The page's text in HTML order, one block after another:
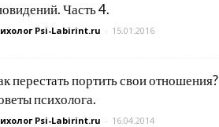
Часть 4.
Psi-Labirint.ru - 15.01.2016
перестать портить свои отношения?
психолога.
Psi-Labirint.ru - 16.04.2014